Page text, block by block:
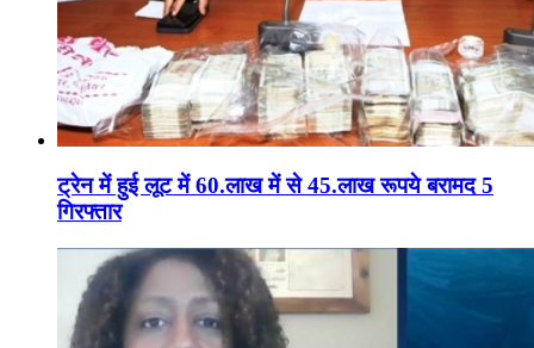
ट्रेन में हुई लूट में 60.लाख में से 45.लाख रूपये बरामद 5
गिरफ्तार